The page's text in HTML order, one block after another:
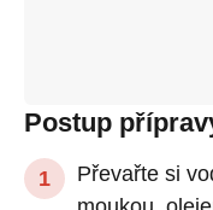
Postup
Převařte si